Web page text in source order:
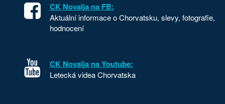
CK Novalja na FB:
Aktuální informace o Chorvatsku, slevy, fotografie,
hodnocení
CK Novalja na Youtube:
Letecká videa Chorvatska